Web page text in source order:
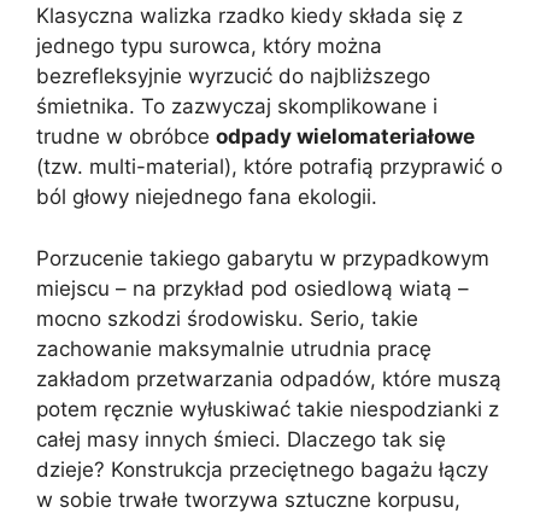
Klasyczna walizka rzadko kiedy składa się z
jednego typu surowca, który można
bezrefleksyjnie wyrzucić do najbliższego
śmietnika. To zazwyczaj skomplikowane i
trudne w obróbce odpady wielomateriałowe
(tzw. multi-material), które potrafią przyprawić o
ból głowy niejednego fana ekologii.
Porzucenie takiego gabarytu w przypadkowym
miejscu – na przykład pod osiedlową wiatą –
mocno szkodzi środowisku. Serio, takie
zachowanie maksymalnie utrudnia pracę
zakładom przetwarzania odpadów, które muszą
potem ręcznie wyłuskiwać takie niespodzianki z
całej masy innych śmieci. Dlaczego tak się
dzieje? Konstrukcja przeciętnego bagażu łączy
w sobie trwałe tworzywa sztuczne korpusu,